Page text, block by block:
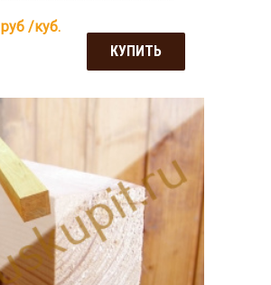
руб /куб.
КУПИТЬ